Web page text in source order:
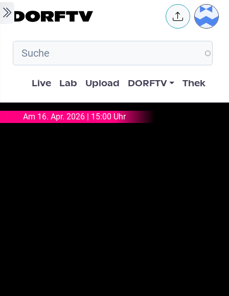
Skip to main content User
Hauptnavigation
Live Lab Upload DORFTV Thek
Am 16. Apr. 2026 | 15:00 Uhr